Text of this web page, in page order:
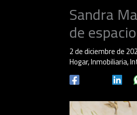
Sandra
de
2 de diciembre de
Hogar,Inmobiliaria,